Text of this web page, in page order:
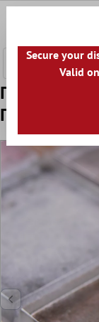
Πρότυπο
Πλακάκια
Secure your
Valid